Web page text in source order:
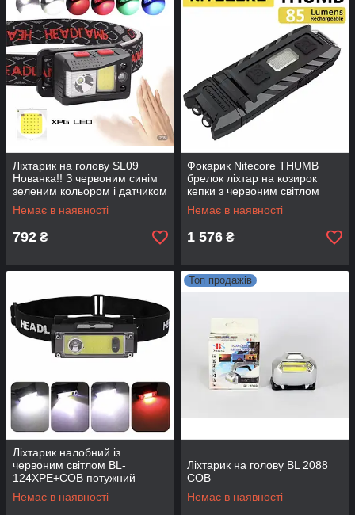
Ліхтарик на голову SL09
Нованка!! З червоним синім
зеленим кольором і датчиком
руху
Немає в наявності
792 ₴
Фокарик Nitecore THUMB
брелок ліхтар на козирок
кепки з червоним світлом
акумуляторний з USB
зарядкою
Немає в наявності
1 576 ₴
Ліхтарик налобний із
червоним світлом BL-
124XPE+COB потужний
наголовний ліхтар
Немає в наявності
Топ продажів
Ліхтарик на голову BL 2088
COB
Немає в наявності